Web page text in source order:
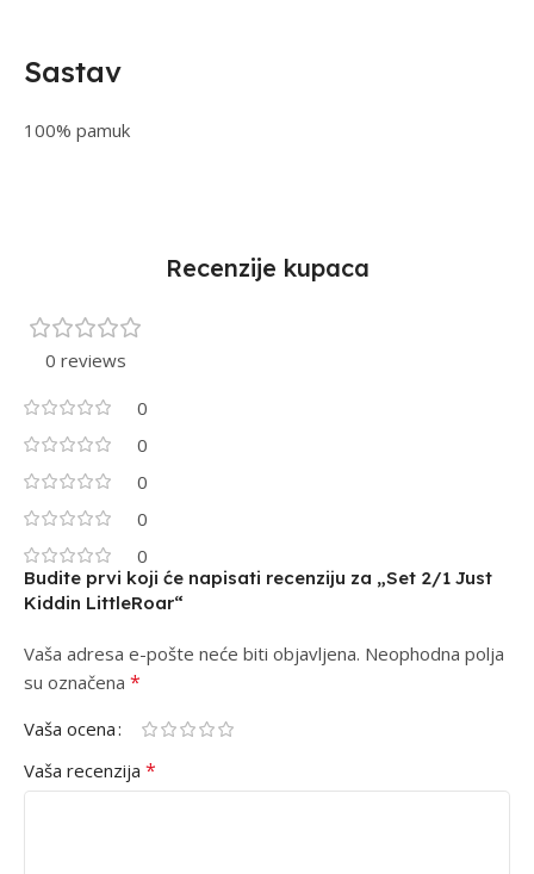
Sastav
100% pamuk
Recenzije kupaca
0 reviews
0
0
0
0
0
Budite prvi koji će napisati recenziju za „Set 2/1 Just
Kiddin LittleRoar“
Vaša adresa e-pošte neće biti objavljena. Neophodna polja
su označena *
Vaša ocena
Vaša recenzija *
Alternative: